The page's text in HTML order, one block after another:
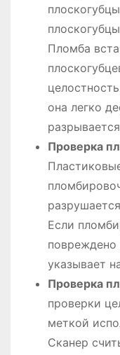
Пломба
она легко
Проверка
Если
повреждено
указывает
Проверка
проверки
меткой
Сканер